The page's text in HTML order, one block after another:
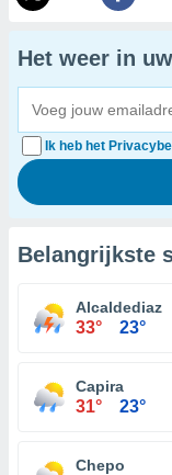
Het weer in
Ik heb het
Belangrijkste
Alcaldediaz
33° 23°
Capira
31° 23°
Chepo